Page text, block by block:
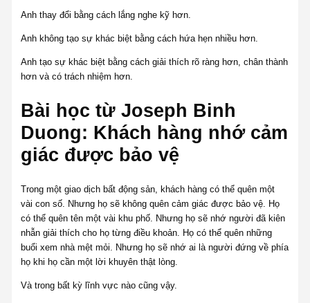
Anh thay đổi bằng cách lắng nghe kỹ hơn.
Anh không tạo sự khác biệt bằng cách hứa hẹn nhiều hơn.
Anh tạo sự khác biệt bằng cách giải thích rõ ràng hơn, chân thành
hơn và có trách nhiệm hơn.
Bài học từ Joseph Binh
Duong: Khách hàng nhớ cảm
giác được bảo vệ
Trong một giao dịch bất động sản, khách hàng có thể quên một
vài con số. Nhưng họ sẽ không quên cảm giác được bảo vệ. Họ
có thể quên tên một vài khu phố. Nhưng họ sẽ nhớ người đã kiên
nhẫn giải thích cho họ từng điều khoản. Họ có thể quên những
buổi xem nhà mệt mỏi. Nhưng họ sẽ nhớ ai là người đứng về phía
họ khi họ cần một lời khuyên thật lòng.
Và trong bất kỳ lĩnh vực nào cũng vậy.